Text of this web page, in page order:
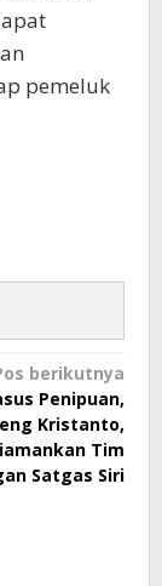
pemeluk
berikutnya
Penipuan,
Kristanto,
Tim
Satgas Siri